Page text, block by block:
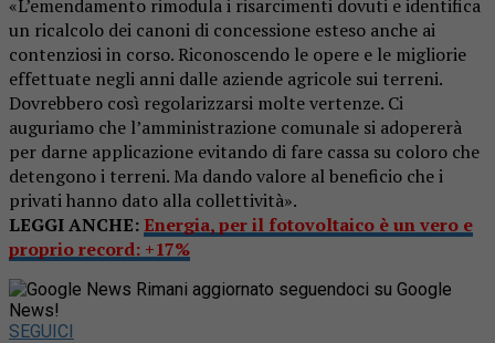
«L’emendamento rimodula i risarcimenti dovuti e identifica
un ricalcolo dei canoni di concessione esteso anche ai
contenziosi in corso. Riconoscendo le opere e le migliorie
effettuate negli anni dalle aziende agricole sui terreni.
Dovrebbero così regolarizzarsi molte vertenze. Ci
auguriamo che l’amministrazione comunale si adopererà
per darne applicazione evitando di fare cassa su coloro che
detengono i terreni. Ma dando valore al beneficio che i
privati hanno dato alla collettività».
LEGGI ANCHE: Energia, per il fotovoltaico è un vero e
proprio record: +17%
Rimani aggiornato seguendoci su Google
News!
SEGUICI